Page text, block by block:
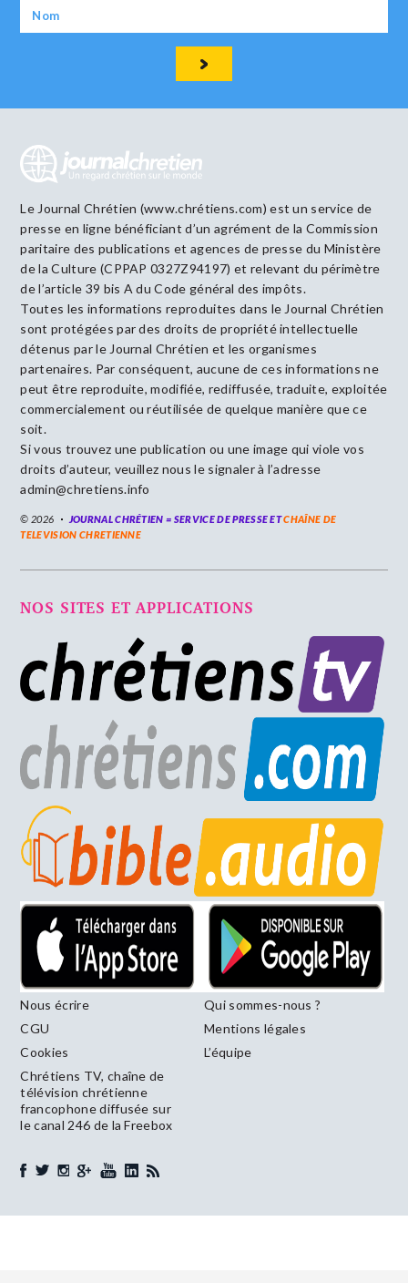
Le Journal Chrétien (www.chrétiens.com) est un service de
presse en ligne bénéficiant d’un agrément de la Commission
paritaire des publications et agences de presse du Ministère
de la Culture (CPPAP 0327Z94197) et relevant du périmètre
de l’article 39 bis A du Code général des impôts.
Toutes les informations reproduites dans le Journal Chrétien
sont protégées par des droits de propriété intellectuelle
détenus par le Journal Chrétien et les organismes
partenaires. Par conséquent, aucune de ces informations ne
peut être reproduite, modifiée, rediffusée, traduite, exploitée
commercialement ou réutilisée de quelque manière que ce
soit.
Si vous trouvez une publication ou une image qui viole vos
droits d’auteur, veuillez nous le signaler à l’adresse
admin@chretiens.info
© 2026 JOURNAL CHRÉTIEN = SERVICE DE PRESSE ETCHAÎNE DE
TELEVISION CHRETIENNE
NOS SITES ET APPLICATIONS
Nous écrire
Qui sommes-nous ?
CGU
Mentions légales
Cookies
L’équipe
Chrétiens TV, chaîne de
télévision chrétienne
francophone diffusée sur
le canal 246 de la Freebox